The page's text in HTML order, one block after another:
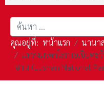
การค้นหา
คุณอยู่ที่: หน้าแรก นานา
แหล่งมรดกโลก เอเชียต
ซาน (Lushan National